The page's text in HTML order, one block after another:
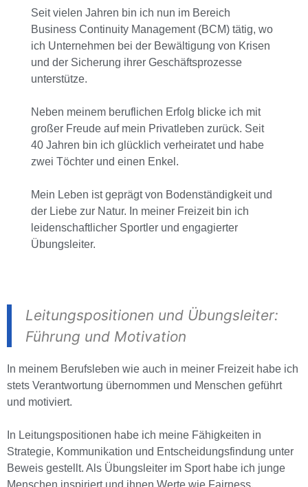
Seit vielen Jahren bin ich nun im Bereich
Business Continuity Management (BCM) tätig, wo
ich Unternehmen bei der Bewältigung von Krisen
und der Sicherung ihrer Geschäftsprozesse
unterstütze.
Neben meinem beruflichen Erfolg blicke ich mit
großer Freude auf mein Privatleben zurück. Seit
40 Jahren bin ich glücklich verheiratet und habe
zwei Töchter und einen Enkel.
Mein Leben ist geprägt von Bodenständigkeit und
der Liebe zur Natur. In meiner Freizeit bin ich
leidenschaftlicher Sportler und engagierter
Übungsleiter.
Leitungspositionen und Übungsleiter:
Führung und Motivation
In meinem Berufsleben wie auch in meiner Freizeit habe ich
stets Verantwortung übernommen und Menschen geführt
und motiviert.
In Leitungspositionen habe ich meine Fähigkeiten in
Strategie, Kommunikation und Entscheidungsfindung unter
Beweis gestellt. Als Übungsleiter im Sport habe ich junge
Menschen inspiriert und ihnen Werte wie Fairness,